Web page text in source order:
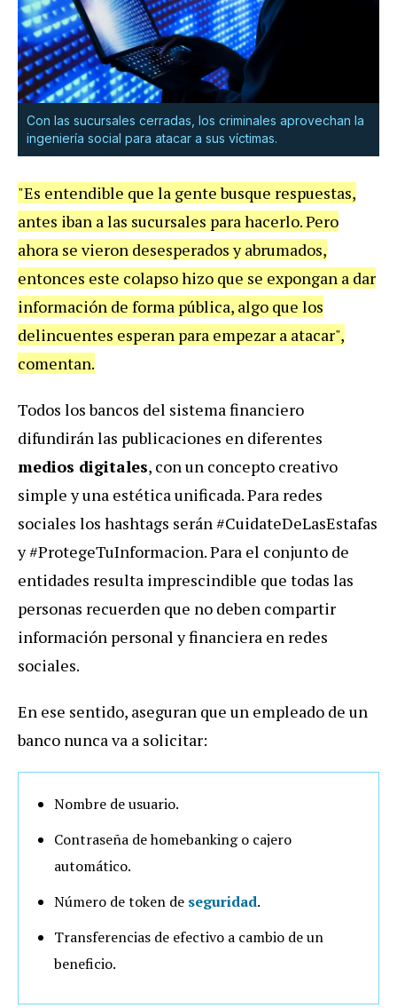
Con las sucursales cerradas, los criminales aprovechan la
ingeniería social para atacar a sus víctimas.
"Es entendible que la gente busque respuestas,
antes iban a las sucursales para hacerlo. Pero
ahora se vieron desesperados y abrumados,
entonces este colapso hizo que se expongan a dar
información de forma pública, algo que los
delincuentes esperan para empezar a atacar",
comentan.
Todos los bancos del sistema financiero
difundirán las publicaciones en diferentes
medios digitales, con un concepto creativo
simple y una estética unificada. Para redes
sociales los hashtags serán #CuidateDeLasEstafas
y #ProtegeTuInformacion. Para el conjunto de
entidades resulta imprescindible que todas las
personas recuerden que no deben compartir
información personal y financiera en redes
sociales.
En ese sentido, aseguran que un empleado de un
banco nunca va a solicitar:
Nombre de usuario.
Contraseña de homebanking o cajero
automático.
Número de token de seguridad.
Transferencias de efectivo a cambio de un
beneficio.